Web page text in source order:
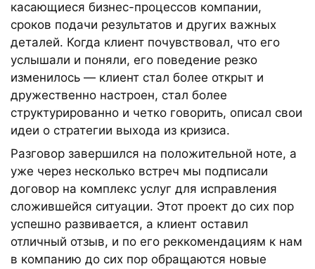
касающиеся бизнес-процессов компании,
сроков подачи результатов и других важных
деталей. Когда клиент почувствовал, что его
услышали и поняли, его поведение резко
изменилось — клиент стал более открыт и
дружественно настроен, стал более
структурированно и четко говорить, описал свои
идеи о стратегии выхода из кризиса.
Разговор завершился на положительной ноте, а
уже через несколько встреч мы подписали
договор на комплекс услуг для исправления
сложившейся ситуации. Этот проект до сих пор
успешно развивается, а клиент оставил
отличный отзыв, и по его реккомендациям к нам
в компанию до сих пор обращаются новые